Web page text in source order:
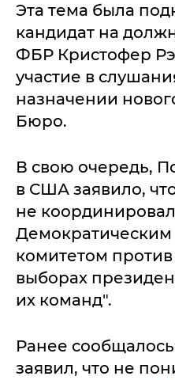
Эта тема была
кандидат на
ФБР Кристофер
участие в
назначении
Бюро.
В свою очередь,
в США заявило,
не
комитетом
выборах
их команд".
Ранее
заявил, что не